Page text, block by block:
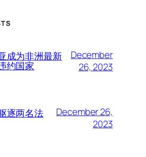
成为非洲最新
约国家
December
26, 2023
逐两名法
December 26,
2023